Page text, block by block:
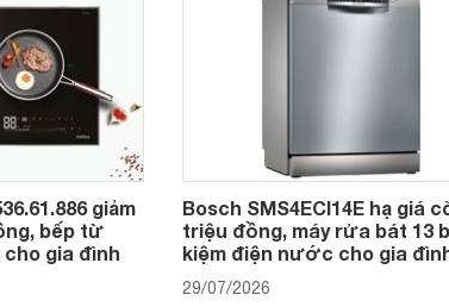
giảm
bếp từ
gia đình
Bosch SMS4ECI14E hạ giá
triệu đồng, máy rửa bát 13
kiệm điện nước cho gia
29/07/2026